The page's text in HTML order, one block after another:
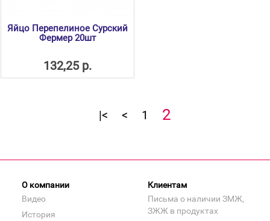
Яйцо Перепелиное Сурский
Фермер 20шт
132,25 р.
|< < 1 2
О компании
Видео
История
Клиентам
Письма о наличии ЗМЖ,
ЗЖЖ в продуктах